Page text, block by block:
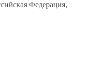
Федерация,